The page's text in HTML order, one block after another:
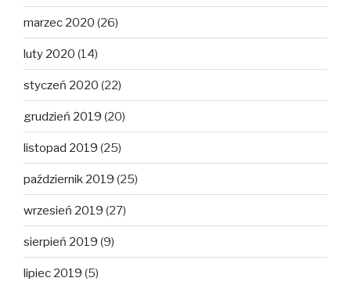
marzec 2020 (26)
luty 2020 (14)
styczeń 2020 (22)
grudzień 2019 (20)
listopad 2019 (25)
październik 2019 (25)
wrzesień 2019 (27)
sierpień 2019 (9)
lipiec 2019 (5)